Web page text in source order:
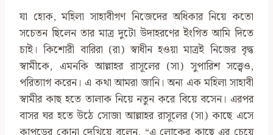
যা হোক, মহিলা সাহাবীগণ নিজেদের অধিকার নিয়ে কতো
সচেতন ছিলেন তার মাত্র দুটো উদাহরণের ইংগিত আমি দিতে
চাই। কিশোরী বারিরা (রা) স্বাধীন হওয়া মাত্রই নিজের বৃদ্ধ
স্বামীকে, এমনকি আল্লাহর রাসূলের (সা) সুপারিশ সত্ত্বেও,
পরিত্যাগ করেন। এ কথা আমরা জানি। অন্য এক মহিলা সাহাবী
স্বামীর কাছ হতে তালাক নিয়ে নতুন করে বিয়ে বসেন। এরপর
বাসর ঘর হতে উঠে সোজা আল্লাহর রাসূলের (সা) কাছে এসে